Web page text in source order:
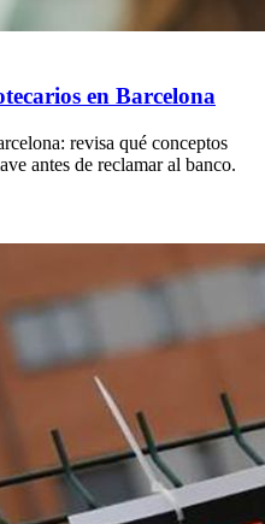
en Barcelona
revisa qué conceptos
antes de reclamar al banco.